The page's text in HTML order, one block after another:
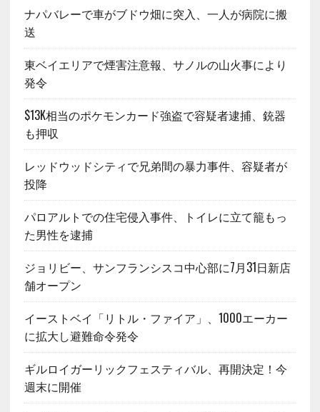
ナパバレーで車がブドウ畑に突入、一人が病院に搬
送
東ベイエリアで煙害注意報、サノルの山火事により
発令
$13K相当のポケモンカード強盗で容疑者逮捕、銃器
も押収
レッドウッドシティで兄弟間の暴力事件、容疑者が
投降
パロアルトでの住宅侵入事件、トイレに立て籠もっ
た男性を逮捕
ジョリビー、サンフランシスコ中心部に7月31日新店
舗オープン
イーストベイ「リトル・ファイア」、1000エーカー
に拡大し避難命令発令
ギルロイガーリックフェスティバル、再開決定！今
週末に開催